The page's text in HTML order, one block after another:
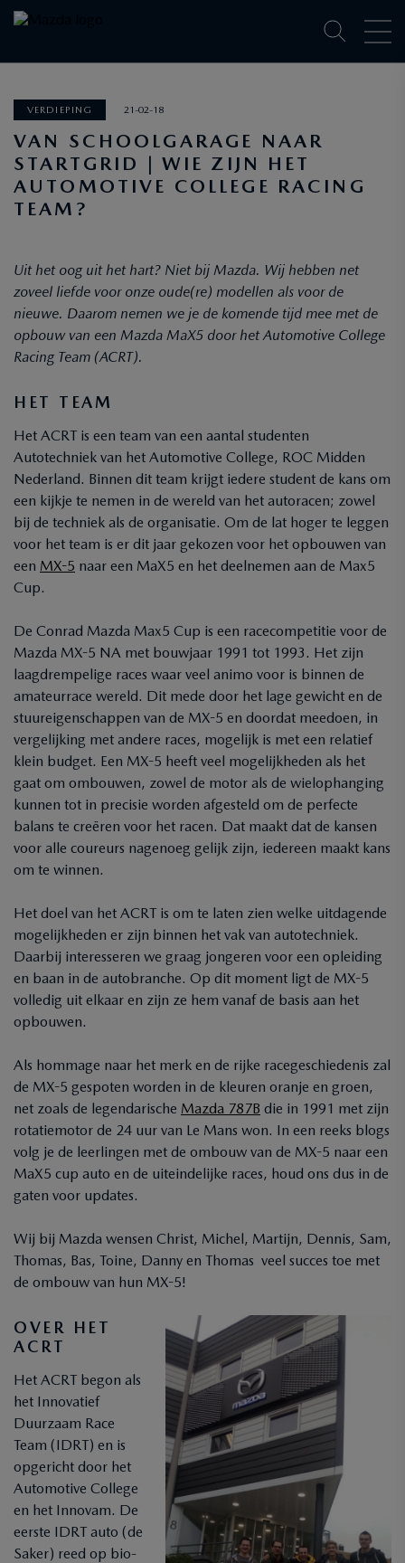
VERDIEPING 21-02-18
VAN SCHOOLGARAGE NAAR
STARTGRID | WIE ZIJN HET
AUTOMOTIVE COLLEGE RACING
TEAM?
Uit het oog uit het hart? Niet bij Mazda. Wij hebben net
zoveel liefde voor onze oude(re) modellen als voor de
nieuwe. Daarom nemen we je de komende tijd mee met de
opbouw van een Mazda MaX5 door het Automotive College
Racing Team (ACRT).
HET TEAM
Het ACRT is een team van een aantal studenten
Autotechniek van het Automotive College, ROC Midden
Nederland. Binnen dit team krijgt iedere student de kans om
een kijkje te nemen in de wereld van het autoracen; zowel
bij de techniek als de organisatie. Om de lat hoger te leggen
voor het team is er dit jaar gekozen voor het opbouwen van
een MX-5 naar een MaX5 en het deelnemen aan de Max5
Cup.
De Conrad Mazda Max5 Cup is een racecompetitie voor de
Mazda MX-5 NA met bouwjaar 1991 tot 1993. Het zijn
laagdrempelige races waar veel animo voor is binnen de
amateurrace wereld. Dit mede door het lage gewicht en de
stuureigenschappen van de MX-5 en doordat meedoen, in
vergelijking met andere races, mogelijk is met een relatief
klein budget. Een MX-5 heeft veel mogelijkheden als het
gaat om ombouwen, zowel de motor als de wielophanging
kunnen tot in precisie worden afgesteld om de perfecte
balans te creëren voor het racen. Dat maakt dat de kansen
voor alle coureurs nagenoeg gelijk zijn, iedereen maakt kans
om te winnen.
Het doel van het ACRT is om te laten zien welke uitdagende
mogelijkheden er zijn binnen het vak van autotechniek.
Daarbij interesseren we graag jongeren voor een opleiding
en baan in de autobranche. Op dit moment ligt de MX-5
volledig uit elkaar en zijn ze hem vanaf de basis aan het
opbouwen.
Als hommage naar het merk en de rijke racegeschiedenis zal
de MX-5 gespoten worden in de kleuren oranje en groen,
net zoals de legendarische Mazda 787B die in 1991 met zijn
rotatiemotor de 24 uur van Le Mans won. In een reeks blogs
volg je de leerlingen met de ombouw van de MX-5 naar een
MaX5 cup auto en de uiteindelijke races, houd ons dus in de
gaten voor updates.
Wij bij Mazda wensen Christ, Michel, Martijn, Dennis, Sam,
Thomas, Bas, Toine, Danny en Thomas veel succes toe met
de ombouw van hun MX-5!
OVER HET
ACRT
Het ACRT begon als
het Innovatief
Duurzaam Race
Team (IDRT) en is
opgericht door het
Automotive College
en het Innovam. De
eerste IDRT auto (de
Saker) reed op bio-